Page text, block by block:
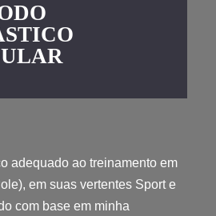
adequado ao treinamento em
em suas vertentes Sport e
com base em minha